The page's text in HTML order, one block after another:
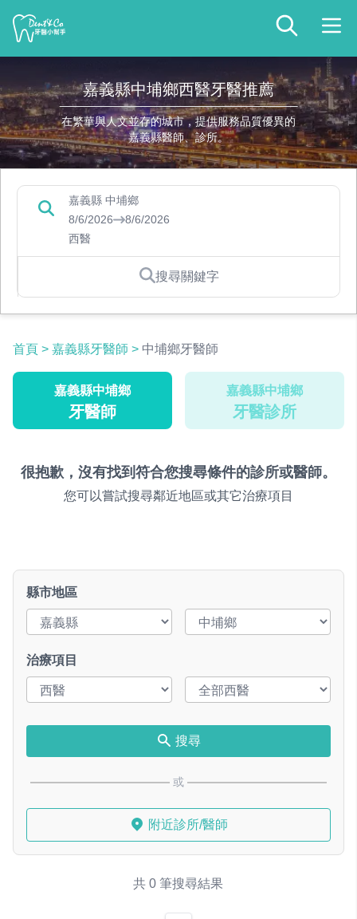
嘉義縣中埔鄉西醫牙醫推薦
在繁華與人文並存的城市，提供服務品質優異的
嘉義縣醫師、診所。
嘉義縣 中埔鄉
8/6/2026
8/6/2026
西醫
搜尋關鍵字
首頁 > 嘉義縣牙醫師 > 中埔鄉牙醫師
嘉義縣中埔鄉
牙醫師
嘉義縣中埔鄉
牙醫診所
很抱歉，沒有找到符合您搜尋條件的診所或醫師。
您可以嘗試搜尋鄰近地區或其它治療項目
縣市地區
治療項目
搜尋
或
附近診所/醫師
共 0 筆搜尋結果